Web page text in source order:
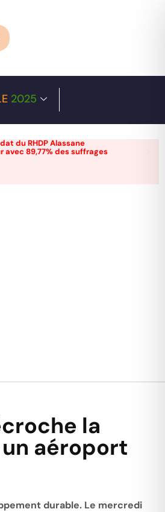
2025
du RHDP Alassane
89,77% des suffrages
la
aéroport
durable. Le mercredi